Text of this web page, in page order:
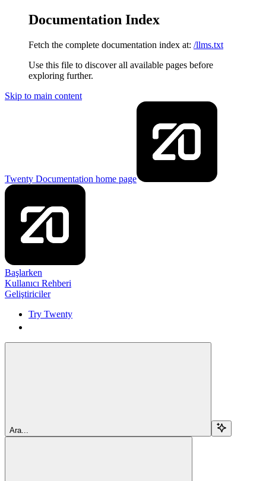
Documentation Index
Fetch the complete documentation index at: /llms.txt
Use this file to discover all available pages before
exploring further.
Skip to main content
Twenty Documentation home page
Başlarken
Kullanıcı Rehberi
Geliştiriciler
Try Twenty
Ara...